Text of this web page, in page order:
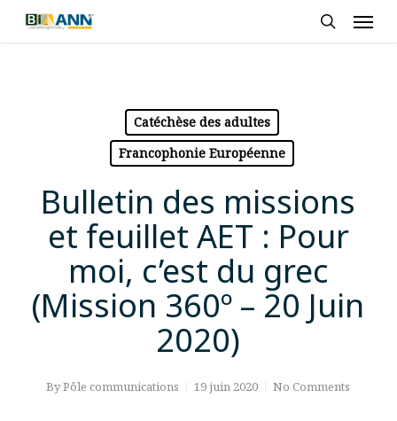
Skip
Catéchèse des adultes
Francophonie Européenne
Bulletin des missions
et feuillet AET : Pour
moi, c’est du grec
(Mission 360º – 20 Juin
2020)
ByPôle communications 19 juin 2020 No Comments